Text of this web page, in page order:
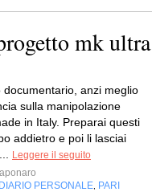
mk ultra
documentario, anzi meglio
sulla manipolazione
in Italy. Preparai questi
addietro e poi li lasciai
Leggere il seguito
DIARIO PERSONALE PARI